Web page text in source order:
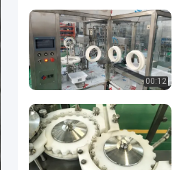
00:12